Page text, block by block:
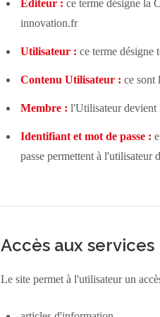
Editeur : ce terme désigne
innovation.fr
Utilisateur : ce terme désigne
Contenu Utilisateur : ce sont
Membre : l'Utilisateur devient
Identifiant et mot de passe :
passe permettent à l'utilisateur
Accès aux services
Le site permet à l'utilisateur un